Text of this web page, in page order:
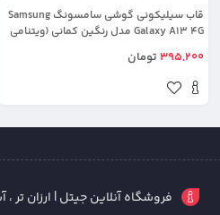
قاب سیلیکونی گوشی سامسونگ Samsung
Galaxy A13 4G مدل رنگین کمانی (ویتنامی
395,200 تومان
فروشگاه آنلاین جیتل | ارزان تر ،